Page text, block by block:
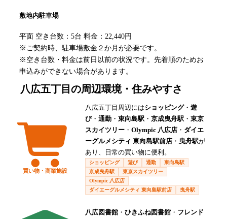
敷地内駐車場
平面 空き台数：5台 料金：22,440円
※ご契約時、駐車場敷金２か月が必要です。
※空き台数・料金は前日以前の状況です。先着順のためお
申込みができない場合があります。
八広五丁目 の周辺環境・住みやすさ
買い物・商業施設
八広五丁目周辺にはショッピング・ 遊
び・ 通勤 ・ 東向島駅 ・ 京成曳舟駅 ・ 東京
スカイツリー ・ Olympic 八広店 ・ ダイエ
ーグルメシティ 東向島駅前店 ・ 曳舟駅が
あり、日常の買い物に便利。
ショッピング 遊び 通勤
東向島駅
京成曳舟駅
東京スカイツリー
Olympic 八広店
ダイエーグルメシティ 東向島駅前店
曳舟駅
八広図書館 ・ ひきふね図書館 ・ フレンド